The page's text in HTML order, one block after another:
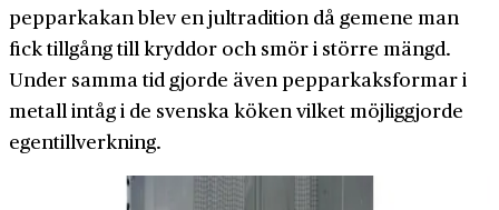
pepparkakan blev en jultradition då gemene man
fick tillgång till kryddor och smör i större mängd.
Under samma tid gjorde även pepparkaksformar i
metall intåg i de svenska köken vilket möjliggjorde
egentillverkning.